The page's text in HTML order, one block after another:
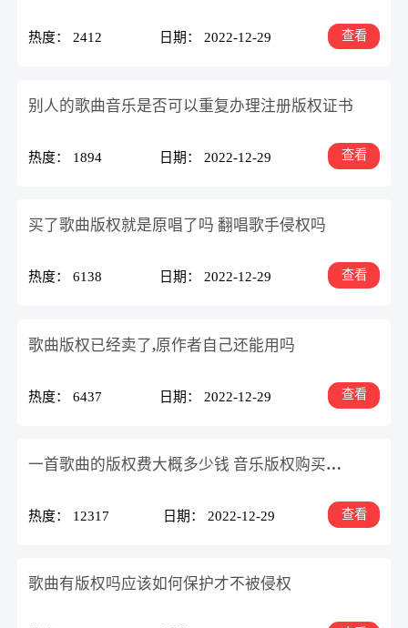
热度： 2412 日期： 2022-12-29 查看
别人的歌曲音乐是否可以重复办理注册版权证书
热度： 1894 日期： 2022-12-29 查看
买了歌曲版权就是原唱了吗 翻唱歌手侵权吗
热度： 6138 日期： 2022-12-29 查看
歌曲版权已经卖了,原作者自己还能用吗
热度： 6437 日期： 2022-12-29 查看
一首歌曲的版权费大概多少钱 音乐版权购买平台告诉你
热度： 12317 日期： 2022-12-29 查看
歌曲有版权吗应该如何保护才不被侵权